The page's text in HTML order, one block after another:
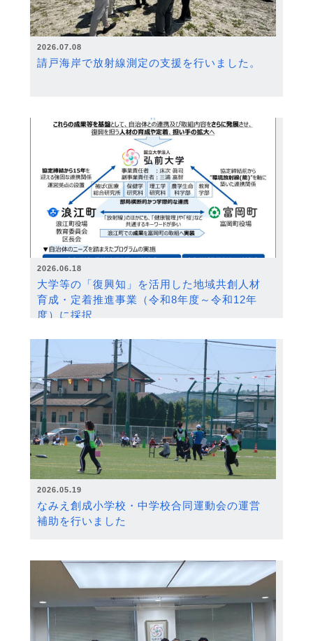
2026.07.08
請戸海岸で放射線測定の支援を行いました。
2026.06.18
大学等の「復興知」を活用した地域共創人材
育成・定着推進事業（令和8年度～令和12年
度）に採択
2026.05.19
なみえ創成小学校・中学校合同運動会の運営
補助を行いました